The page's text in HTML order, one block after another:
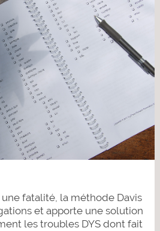
fatalité, la méthode Davis
et apporte une solution
les troubles DYS dont fait